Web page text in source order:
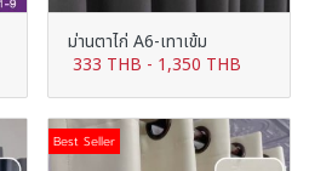
ม่านตาไก่ A6-เทาเข้ม
333 THB - 1,350 THB
Best Seller